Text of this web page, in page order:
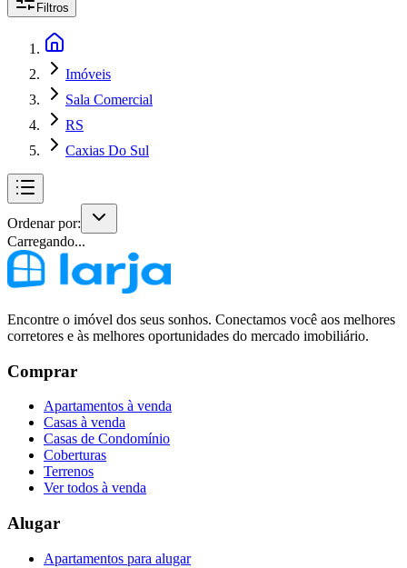
Filtros
Imóveis
Sala Comercial
RS
Caxias Do Sul
Ordenar por:
Carregando...
Encontre o imóvel dos seus sonhos. Conectamos você aos melhores
corretores e às melhores oportunidades do mercado imobiliário.
Comprar
Apartamentos à venda
Casas à venda
Casas de Condomínio
Coberturas
Terrenos
Ver todos à venda
Alugar
Apartamentos para alugar